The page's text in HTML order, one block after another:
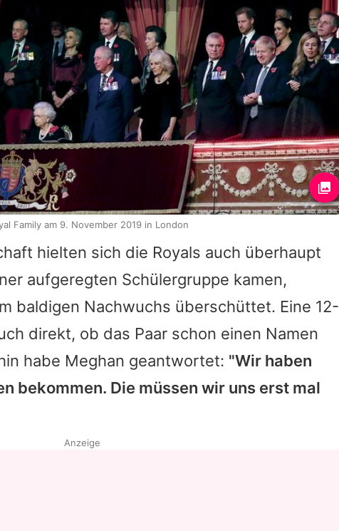
hielten sich die Royals auch überhaupt
aufgeregten Schülergruppe kamen,
baldigen Nachwuchs überschüttet. Eine 12-
direkt, ob das Paar schon einen Namen
habe Meghan geantwortet: "Wir haben
bekommen. Die müssen wir uns erst mal
Family am 9. November 2019 in London
Anzeige